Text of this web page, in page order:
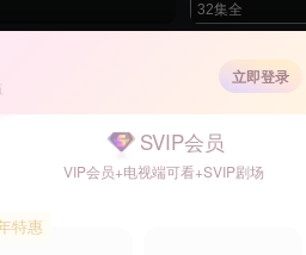
32集全
立即登录
SVIP会员
VIP会员+电视端可看+SVIP剧场
特惠